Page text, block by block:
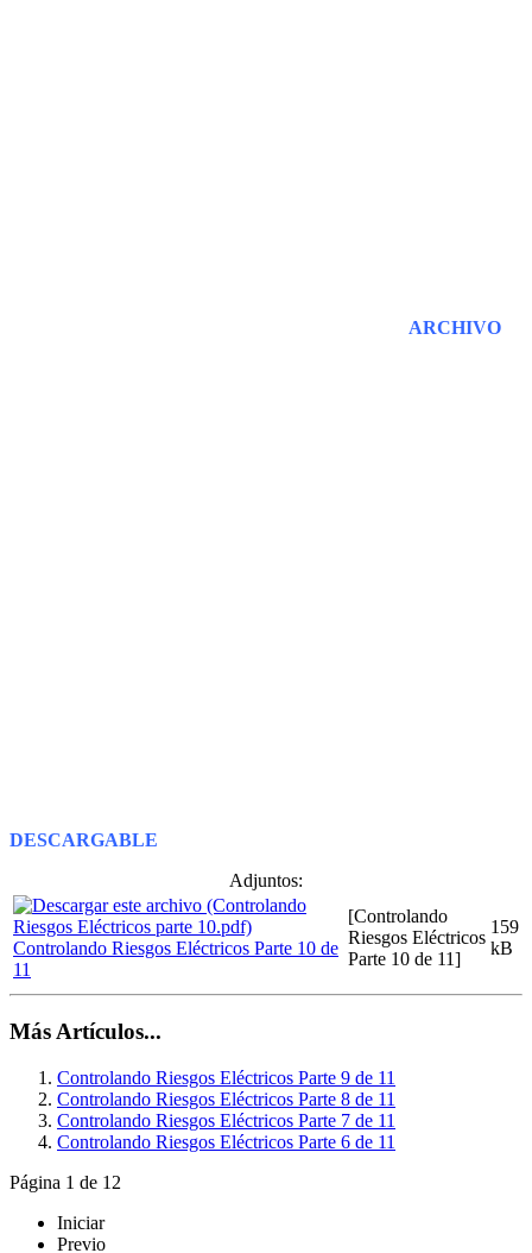
ARCHIVO
DESCARGABLE
Adjuntos:
Controlando Riesgos Eléctricos Parte 10 de
11
[Controlando
Riesgos Eléctricos
Parte 10 de 11]
159
kB
Más Artículos...
Controlando Riesgos Eléctricos Parte 9 de 11
Controlando Riesgos Eléctricos Parte 8 de 11
Controlando Riesgos Eléctricos Parte 7 de 11
Controlando Riesgos Eléctricos Parte 6 de 11
Página 1 de 12
Iniciar
Previo